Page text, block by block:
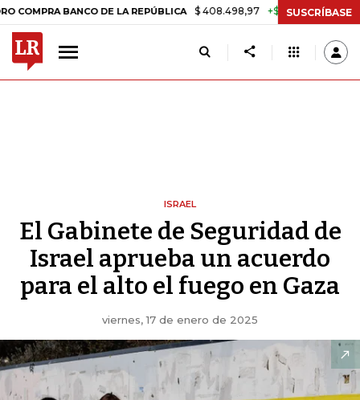
BANCO DE LA REPÚBLICA $ 408.498,97 +$ 8.753,81 +2,19% TASA
SUSCRÍBASE
ISRAEL
El Gabinete de Seguridad de
Israel aprueba un acuerdo
para el alto el fuego en Gaza
viernes, 17 de enero de 2025